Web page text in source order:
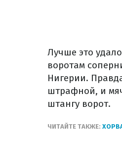
Лучше это
воротам
Нигерии.
штрафной, и
штангу ворот.
ЧИТАЙТЕ ТАКЖЕ: